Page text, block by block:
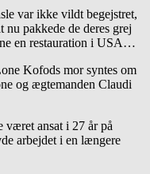
var ikke vildt begejstret,
nu pakkede de deres grej
en restauration i USA…
Kofods mor syntes om
og ægtemanden Claudi
været ansat i 27 år på
arbejdet i en længere